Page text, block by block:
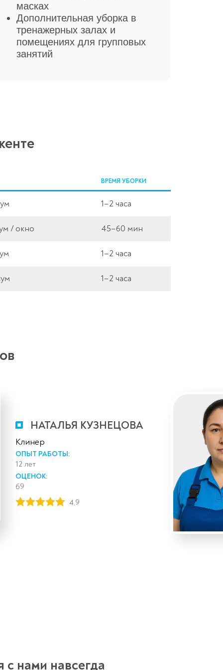
масках
Дополнительная уборка в
тренажерных залах и
помещениях для групповых
занятий
ВРЕМЯ УБОРКИ
1–2 часа
/ окно 45–60 мин
1–2 часа
1–2 часа
НАТАЛЬЯ КУЗНЕЦОВА
Клинер
ОПЫТ РАБОТЫ:
12 лет
ОЦЕНОК:
69
4,9
нами навсегда